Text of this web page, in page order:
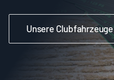
Unsere Clubfahrzeuge